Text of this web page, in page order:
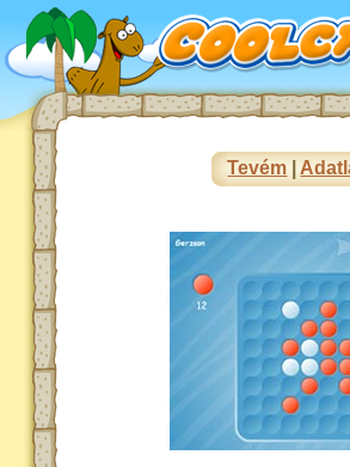
Tevém